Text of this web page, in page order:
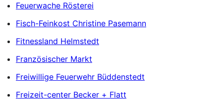
Feuerwache Rösterei
Fisch-Feinkost Christine Pasemann
Fitnessland Helmstedt
Französischer Markt
Freiwillige Feuerwehr Büddenstedt
Freizeit-center Becker + Flatt